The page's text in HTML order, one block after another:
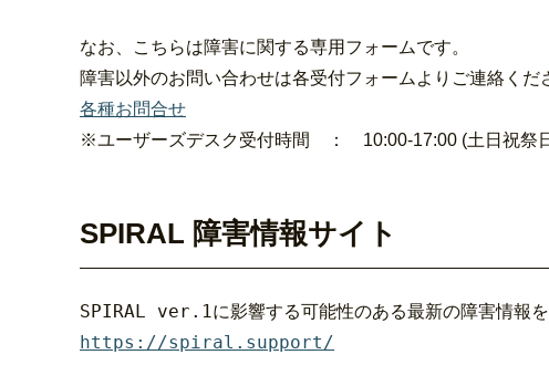
なお、こちらは障害に関する専用フォームです。
障害以外のお問い合わせは各受付フォームよりご連絡くだ
各種お問合せ
※ユーザーズデスク受付時間 ： 10:00-17:00 (土日祝祭
SPIRAL 障害情報サイト
https://spiral.support/